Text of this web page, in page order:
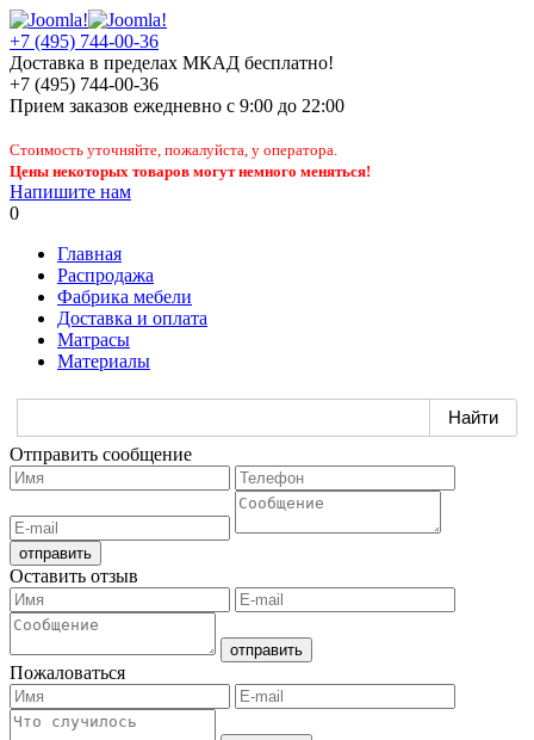
+7 (495) 744-00-36
Доставка в пределах МКАД бесплатно!
+7 (495) 744-00-36
Прием заказов ежедневно с 9:00 до 22:00
Стоимость уточняйте, пожалуйста, у оператора.
Цены некоторых товаров могут немного меняться!
Напишите нам
0
Главная
Распродажа
Фабрика мебели
Доставка и оплата
Матрасы
Материалы
Отправить сообщение
Оставить отзыв
Пожаловаться